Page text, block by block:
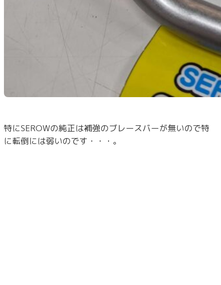
特にSEROWの純正は補強のブレースバーが無いので特
に転倒には弱いのです・・・。